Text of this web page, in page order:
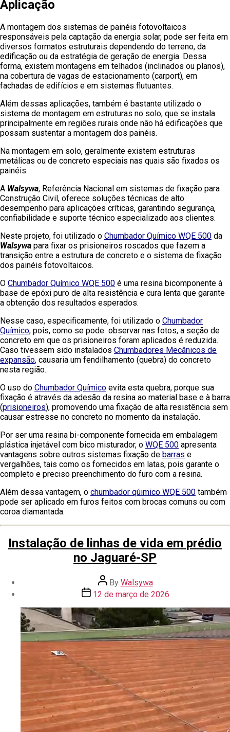
Aplicação
A montagem dos sistemas de painéis fotovoltaicos
responsáveis pela captação da energia solar, pode ser feita em
diversos formatos estruturais dependendo do terreno, da
edificação ou da estratégia de geração de energia. Dessa
forma, existem montagens em telhados (inclinados ou planos),
na cobertura de vagas de estacionamento (carport), em
fachadas de edifícios e em sistemas flutuantes.
Além dessas aplicações, também é bastante utilizado o
sistema de montagem em estruturas no solo, que se instala
principalmente em regiões rurais onde não há edificações que
possam sustentar a montagem dos painéis.
Na montagem em solo, geralmente existem estruturas
metálicas ou de concreto especiais nas quais são fixados os
painéis.
A Walsywa, Referência Nacional em sistemas de fixação para
Construção Civil, oferece soluções técnicas de alto
desempenho para aplicações críticas, garantindo segurança,
confiabilidade e suporte técnico especializado aos clientes.
Neste projeto, foi utilizado o Chumbador Químico WQE 500 da
Walsywa para fixar os prisioneiros roscados que fazem a
transição entre a estrutura de concreto e o sistema de fixação
dos painéis fotovoltaicos.
O Chumbador Químico WQE 500 é uma resina bicomponente à
base de epóxi puro de alta resistência e cura lenta que garante
a obtenção dos resultados esperados.
Nesse caso, especificamente, foi utilizado o Chumbador
Químico, pois, como se pode observar nas fotos, a seção de
concreto em que os prisioneiros foram aplicados é reduzida.
Caso tivessem sido instalados Chumbadores Mecânicos de
expansão, causaria um fendilhamento (quebra) do concreto
nesta região.
O uso do Chumbador Químico evita esta quebra, porque sua
fixação é através da adesão da resina ao material base e à barra
(prisioneiros), promovendo uma fixação de alta resistência sem
causar estresse no concreto no momento da instalação.
Por ser uma resina bi-componente fornecida em embalagem
plástica injetável com bico misturador, o WQE 500 apresenta
vantagens sobre outros sistemas fixação de barras e
vergalhões, tais como os fornecidos em latas, pois garante o
completo e preciso preenchimento do furo com a resina.
Além dessa vantagem, o chumbador qúimico WQE 500 também
pode ser aplicado em furos feitos com brocas comuns ou com
coroa diamantada.
Instalação de linhas de vida em prédio
no Jaguaré-SP
By Walsywa
12 de março de 2026